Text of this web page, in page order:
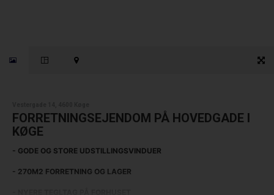
FORRETNINGSEJENDOM PÅ HOVEDGADE I
KØGE
- GODE OG STORE UDSTILLINGSVINDUER
- 270M2 FORRETNING OG LAGER